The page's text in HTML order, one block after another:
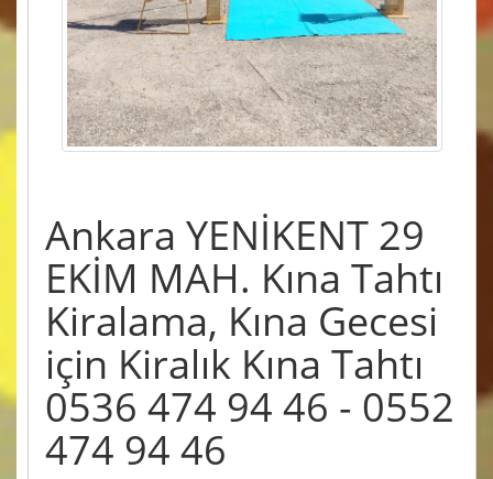
Ankara YENİKENT 29
EKİM MAH. Kına Tahtı
Kiralama, Kına Gecesi
için Kiralık Kına Tahtı
0536 474 94 46 - 0552
474 94 46